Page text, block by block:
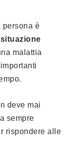
persona è
malattia
deve mai
sempre
rispondere alle